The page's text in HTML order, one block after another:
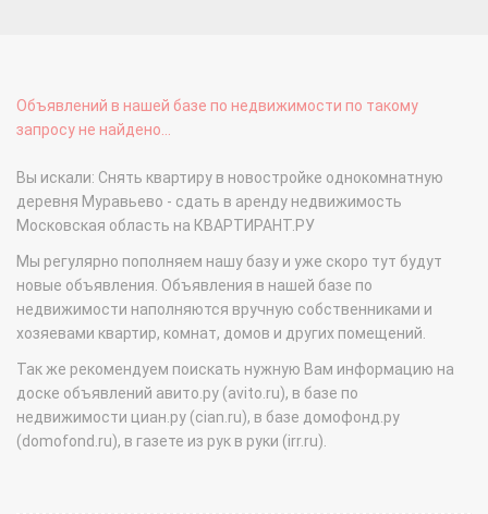
Объявлений в нашей базе по недвижимости по такому
запросу не найдено...
Вы искали: Снять квартиру в новостройке однокомнатную
деревня Муравьево - сдать в аренду недвижимость
Московская область на КВАРТИРАНТ.РУ
Мы регулярно пополняем нашу базу и уже скоро тут будут
новые объявления. Объявления в нашей базе по
недвижимости наполняются вручную собственниками и
хозяевами квартир, комнат, домов и других помещений.
Так же рекомендуем поискать нужную Вам информацию на
доске объявлений авито.ру (avito.ru), в базе по
недвижимости циан.ру (cian.ru), в базе домофонд.ру
(domofond.ru), в газете из рук в руки (irr.ru).